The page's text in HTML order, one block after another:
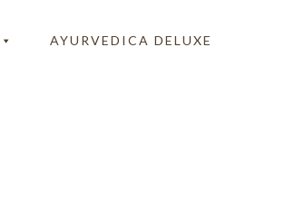
AYURVEDICA DELUXE